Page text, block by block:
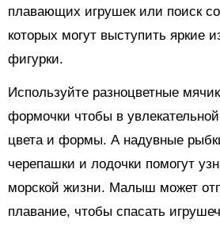
плавающих игрушек или поиск
которых могут выступить яркие
фигурки.
Используйте разноцветные
формочки чтобы в
цвета и формы. А надувные
черепашки и лодочки помогут
морской жизни. Малыш может
плавание, чтобы спасать